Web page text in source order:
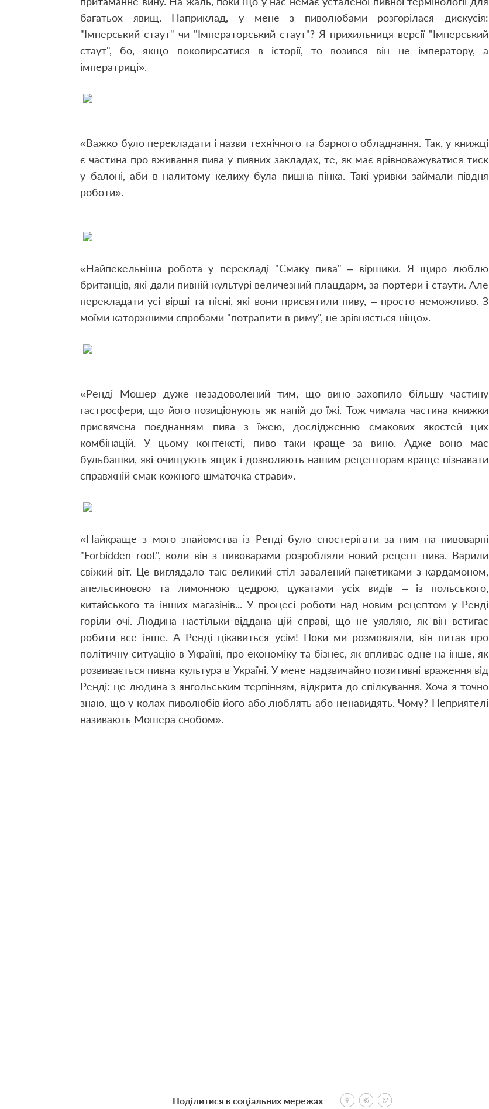
багатьох явищ. Наприклад, у мене з пиволюбами розгорілася дискусія:
"Імперський стаут" чи "Імператорський стаут"? Я прихильниця версії "Імперський
стаут", бо, якщо покопирсатися в історії, то возився він не імператору, а
імператриці».
«Важко було перекладати і назви технічного та барного обладнання. Так, у книжці
є частина про вживання пива у пивних закладах, те, як має врівноважуватися тиск
у балоні, аби в налитому келиху була пишна пінка. Такі уривки займали півдня
роботи».
«Найпекельніша робота у перекладі "Смаку пива" – віршики. Я щиро люблю
британців, які дали пивній культурі величезний плацдарм, за портери і стаути. Але
перекладати усі вірші та пісні, які вони присвятили пиву, – просто неможливо. З
моїми каторжними спробами "потрапити в риму", не зрівняється ніщо».
«Ренді Мошер дуже незадоволений тим, що вино захопило більшу частину
гастросфери, що його позиціонують як напій до їжі. Тож чимала частина книжки
присвячена поєднанням пива з їжею, дослідженню смакових якостей цих
комбінацій. У цьому контексті, пиво таки краще за вино. Адже воно має
бульбашки, які очищують ящик і дозволяють нашим рецепторам краще пізнавати
справжній смак кожного шматочка страви».
«Найкраще з мого знайомства із Ренді було спостерігати за ним на пивоварні
"Forbidden root", коли він з пивоварами розробляли новий рецепт пива. Варили
свіжий віт. Це виглядало так: великий стіл завалений пакетиками з кардамоном,
апельсиновою та лимонною цедрою, цукатами усіх видів – із польського,
китайського та інших магазінів... У процесі роботи над новим рецептом у Ренді
горіли очі. Людина настільки віддана цій справі, що не уявляю, як він встигає
робити все інше. А Ренді цікавиться усім! Поки ми розмовляли, він питав про
політичну ситуацію в Україні, про економіку та бізнес, як впливає одне на інше, як
розвивається пивна культура в Україні. У мене надзвичайно позитивні враження від
Ренді: це людина з янгольським терпінням, відкрита до спілкування. Хоча я точно
знаю, що у колах пиволюбів його або люблять або ненавидять. Чому? Неприятелі
називають Мошера снобом».
Поділитися в соціальних мережах